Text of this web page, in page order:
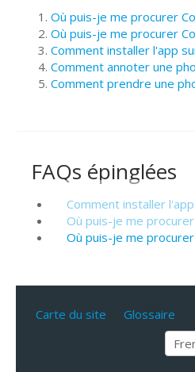
Où puis-je me procurer
Où puis-je me procurer
Comment installer l'app
Comment annoter une
Comment prendre une
FAQs épinglées
Comment installer
Où puis-je me procurer
Où puis-je me procurer
Carte du site Glossaire